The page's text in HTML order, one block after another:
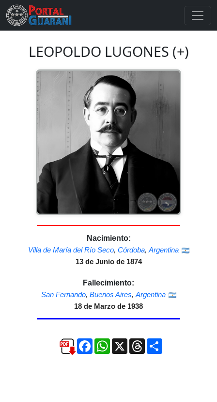
LEOPOLDO LUGONES (+)
Nacimiento:
Villa de María del Río Seco, Córdoba, Argentina
13 de Junio de 1874
Fallecimiento:
San Fernando, Buenos Aires, Argentina
18 de Marzo de 1938
FacebookWhatsApp
X ThreadsCompartir